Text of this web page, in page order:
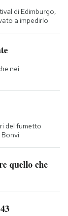
di Edimburgo,
a impedirlo
nei
del fumetto
Bonvi
quello che